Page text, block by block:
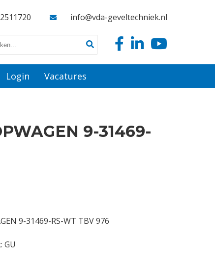
info@vda-geveltechniek.nl
Login Vacatures
9-31469-
9-31469-RS-WT TBV 976
GU